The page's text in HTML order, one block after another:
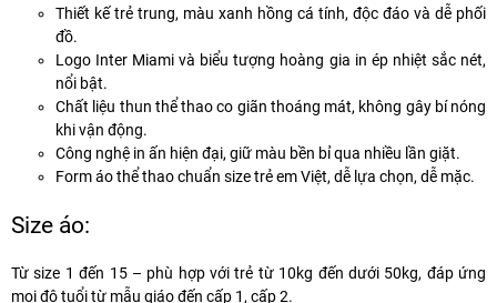
Thiết kế trẻ trung, màu xanh hồng cá tính, độc đáo và dễ phối
đồ.
Logo Inter Miami và biểu tượng hoàng gia in ép nhiệt sắc nét,
nổi bật.
Chất liệu thun thể thaoco giãn thoáng mát, không gây bí nóng
khi vận động.
Công nghệ in ấn hiện đại, giữ màu bền bỉ qua nhiều lần giặt.
Form áo thể thao chuẩn size trẻ em Việt, dễ lựa chọn, dễ mặc.
Size áo:
Từsize 1 đến 15– phù hợp với trẻ từ 10kg đến dưới 50kg, đáp ứng
mọi độ tuổi từ mẫu giáo đến cấp 1, cấp 2.